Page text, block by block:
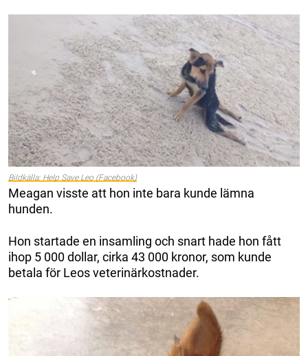
Bildkälla: Help Save Leo (Facebook)
Meagan visste att hon inte bara kunde lämna
hunden.
Hon startade en insamling och snart hade hon fått
ihop 5 000 dollar, cirka 43 000 kronor, som kunde
betala för Leos veterinärkostnader.